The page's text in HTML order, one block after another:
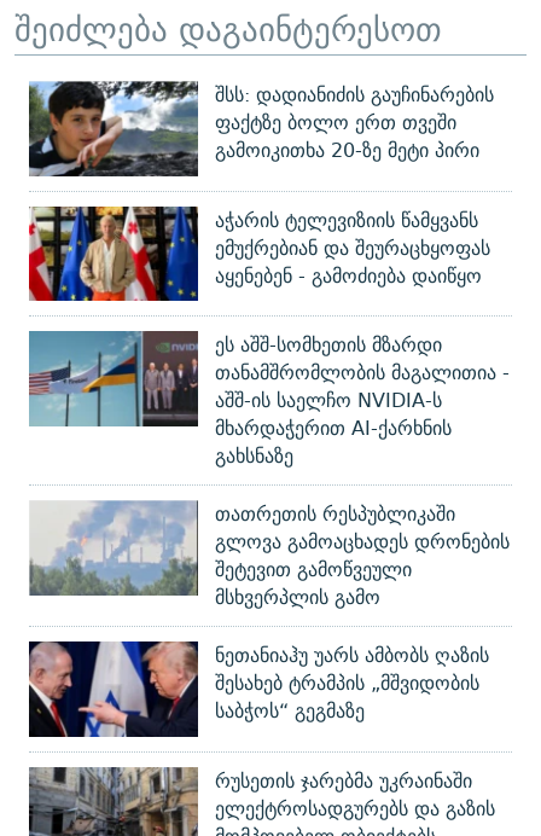
შეიძლება დაგაინტერესოთ
შსს: დადიანიძის გაუჩინარების
ფაქტზე ბოლო ერთ თვეში
გამოიკითხა 20-ზე მეტი პირი
აჭარის ტელევიზიის წამყვანს
ემუქრებიან და შეურაცხყოფას
აყენებენ - გამოძიება დაიწყო
ეს აშშ-სომხეთის მზარდი
თანამშრომლობის მაგალითია -
აშშ-ის საელჩო NVIDIA-ს
მხარდაჭერით AI-ქარხნის
გახსნაზე
თათრეთის რესპუბლიკაში
გლოვა გამოაცხადეს დრონების
შეტევით გამოწვეული
მსხვერპლის გამო
ნეთანიაჰუ უარს ამბობს ღაზის
შესახებ ტრამპის „მშვიდობის
საბჭოს“ გეგმაზე
რუსეთის ჯარებმა უკრაინაში
ელექტროსადგურებს და გაზის